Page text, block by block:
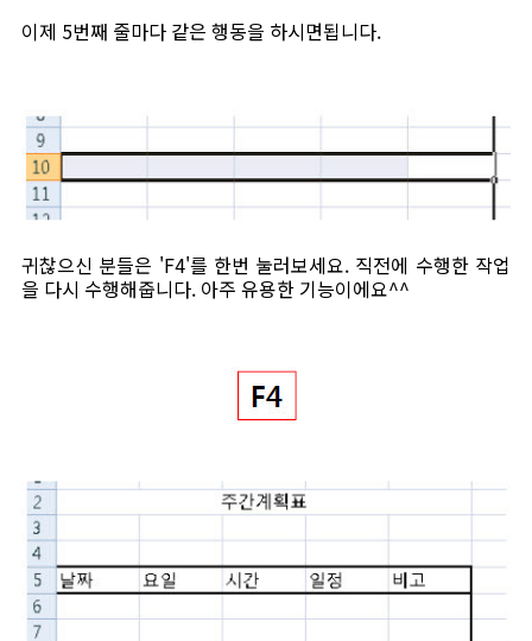
이제 5번째 줄마다 같은 행동을 하시면됩니다.
귀찮으신 분들은 'F4'를 한번 눌러보세요. 직전에 수행한 작업
을 다시 수행해줍니다. 아주 유용한 기능이에요^^